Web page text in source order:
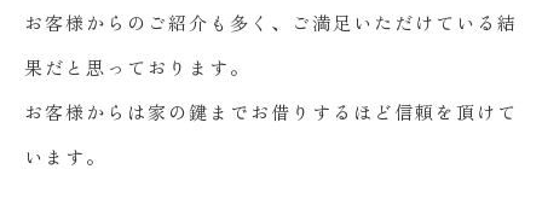
お客様からのご紹介も多く、ご満足いただけている結
果だと思っております。
お客様からは家の鍵までお借りするほど信頼を頂けて
います。